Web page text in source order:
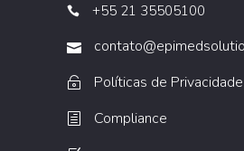
+55 21 35505100
Políticas de
Compliance